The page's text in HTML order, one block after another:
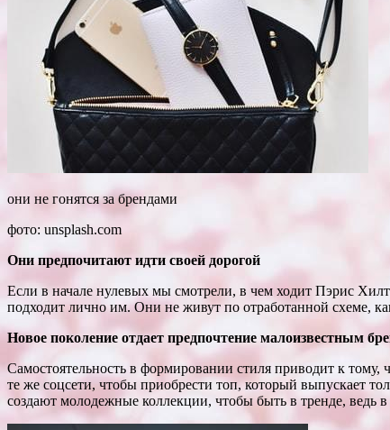
они не гонятся за брендами
фото: unsplash.com
Они предпочитают идти своей дорогой
Если в начале нулевых мы смотрели, в чем ходит Пэрис
подходит лично им. Они не живут по отработанной схеме,
Новое поколение отдает предпочтение малоизвестным
Самостоятельность в формировании стиля приводит к
те же соцсети, чтобы приобрести топ, который выпускает
создают молодежные коллекции, чтобы быть в тренде, ведь